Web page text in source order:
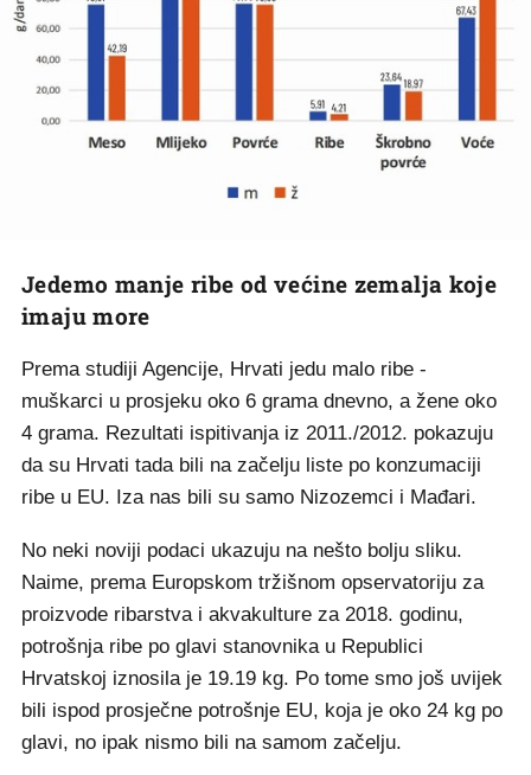
Jedemo manje ribe od većine zemalja koje
imaju more
Prema studiji Agencije, Hrvati jedu malo ribe -
muškarci u prosjeku oko 6 grama dnevno, a žene oko
4 grama. Rezultati ispitivanja iz 2011./2012. pokazuju
da su Hrvati tada bili na začelju liste po konzumaciji
ribe u EU. Iza nas bili su samo Nizozemci i Mađari.
No neki noviji podaci ukazuju na nešto bolju sliku.
Naime, prema Europskom tržišnom opservatoriju za
proizvode ribarstva i akvakulture za 2018. godinu,
potrošnja ribe po glavi stanovnika u Republici
Hrvatskoj iznosila je 19.19 kg. Po tome smo još uvijek
bili ispod prosječne potrošnje EU, koja je oko 24 kg po
glavi, no ipak nismo bili na samom začelju.